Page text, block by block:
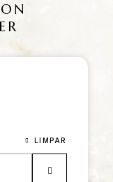
LIMPAR